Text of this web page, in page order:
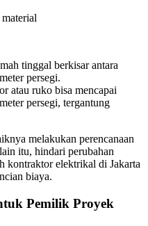
tinggal berkisar antara
persegi.
atau ruko bisa mencapai
persegi, tergantung
melakukan perencanaan
itu, hindari perubahan
kontraktor elektrikal di Jakarta
biaya.
Pemilik Proyek